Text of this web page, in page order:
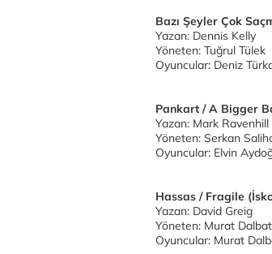
Bazı Şeyler Çok
Yazan: Dennis Kelly
Yöneten: Tuğrul Tülek
Oyuncular: Deniz
Pankart / A Bigger
Yazan: Mark Ravenhill
Yöneten: Serkan
Oyuncular: Elvin
Hassas / Fragile
Yazan: David Greig
Yöneten: Murat
Oyuncular: Murat